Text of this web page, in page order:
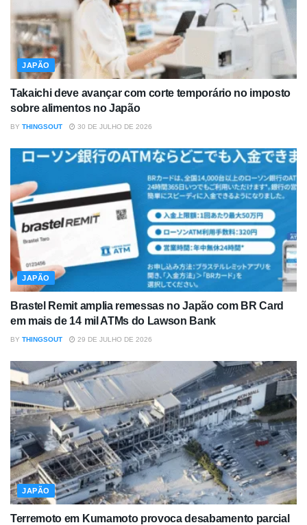
JAPÃO
Takaichi deve avançar com corte temporário no imposto
sobre alimentos no Japão
BY THINGSOUT 30 DE JULHO DE 2026
JAPÃO
Brastel Remit amplia remessas no Japão com BR Card
em mais de 14 mil ATMs do Lawson Bank
BY THINGSOUT 29 DE JULHO DE 2026
JAPÃO
Terremoto em Kumamoto provoca desabamento parcial